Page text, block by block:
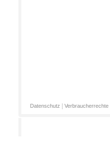
Datenschutz Verbraucherrechte|